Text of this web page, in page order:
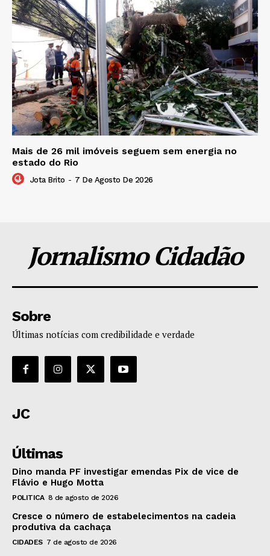
Mais de 26 mil imóveis seguem sem energia no
estado do Rio
Jota Brito - 7 De Agosto De 2026
Jornalismo Cidadão
Sobre
Últimas notícias com credibilidade e verdade
JC
Últimas
Dino manda PF investigar emendas Pix de vice de
Flávio e Hugo Motta
POLITICA 8 de agosto de 2026
Cresce o número de estabelecimentos na cadeia
produtiva da cachaça
CIDADES 7 de agosto de 2026